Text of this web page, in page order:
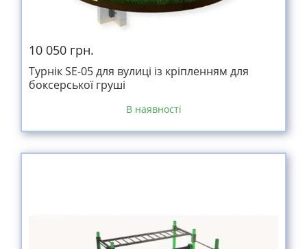
10 050 грн.
Турнік SE-05 для вулиці із кріпленням для
боксерської груші
В наявності